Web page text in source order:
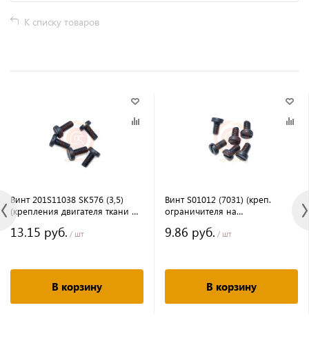
К списку товаров
Винт 201S11038 SK576 (3,5)
(крепления двигателя ткани на
13.15 руб. / шт
В корзину
Винт S01012 (7031) (креп.
ограничителя на
носика лапки), YF
9.86 руб. / шт
В корзину